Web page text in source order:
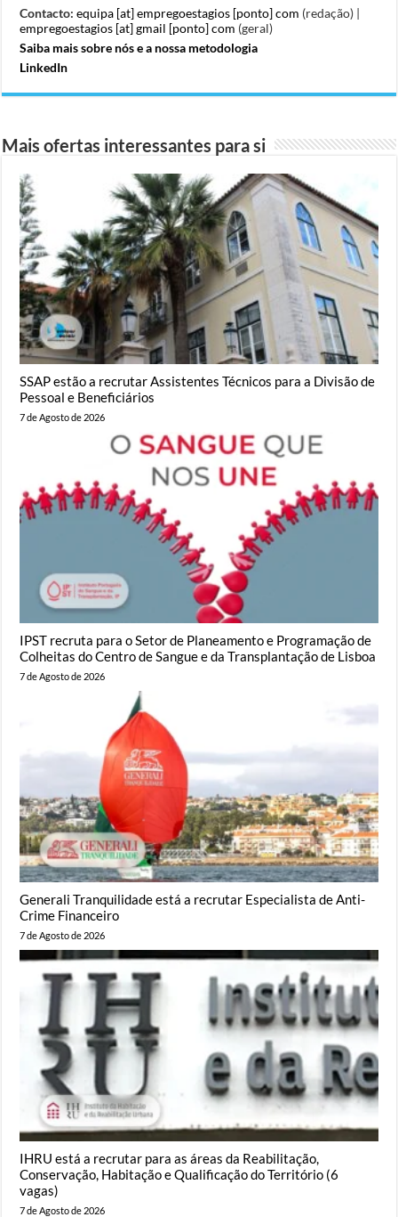
Contacto: equipa [at] empregoestagios [ponto] com (redação) |
empregoestagios [at] gmail [ponto] com (geral)
Saiba mais sobre nós e a nossa metodologia
LinkedIn
Mais ofertas interessantes para si
SSAP estão a recrutar Assistentes Técnicos para a Divisão de
Pessoal e Beneficiários
7 de Agosto de 2026
IPST recruta para o Setor de Planeamento e Programação de
Colheitas do Centro de Sangue e da Transplantação de Lisboa
7 de Agosto de 2026
Generali Tranquilidade está a recrutar Especialista de Anti-
Crime Financeiro
7 de Agosto de 2026
IHRU está a recrutar para as áreas da Reabilitação,
Conservação, Habitação e Qualificação do Território (6
vagas)
7 de Agosto de 2026